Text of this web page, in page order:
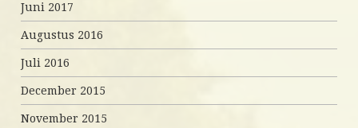
Juni 2017
Augustus 2016
Juli 2016
December 2015
November 2015